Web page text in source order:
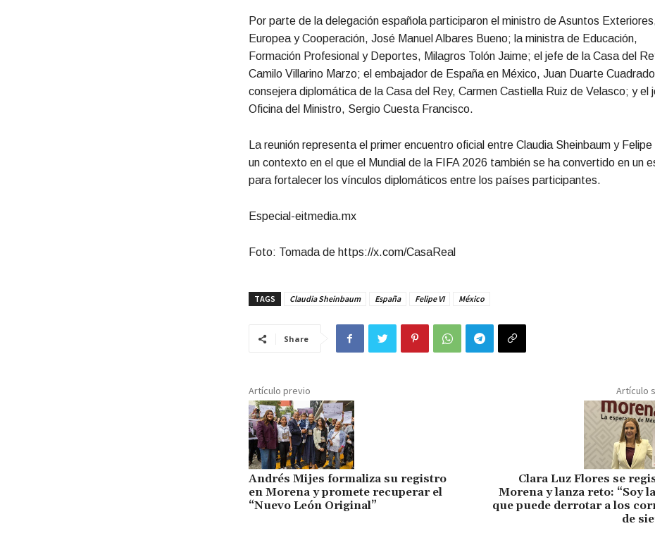
Por parte de la delegación española participaron el ministro de Asuntos
Europea y Cooperación, José Manuel Albares Bueno; la ministra de Educación,
Formación Profesional y Deportes, Milagros Tolón Jaime; el jefe de la Casa del
Camilo Villarino Marzo; el embajador de España en México, Juan Duarte
consejera diplomática de la Casa del Rey, Carmen Castiella Ruiz de Velasco; y el
Oficina del Ministro, Sergio Cuesta Francisco.
La reunión representa el primer encuentro oficial entre Claudia Sheinbaum y
un contexto en el que el Mundial de la FIFA 2026 también se ha convertido en un
para fortalecer los vínculos diplomáticos entre los países participantes.
Especial-eitmedia.mx
Foto: Tomada de https://x.com/CasaReal
TAGS Claudia Sheinbaum España Felipe VI México
Share
Artículo previo
Andrés Mijes formaliza su registro
en Morena y promete recuperar el
“Nuevo León Original”
Artículo
Clara Luz Flores se
Morena y lanza reto: “Soy
que puede derrotar a los
de